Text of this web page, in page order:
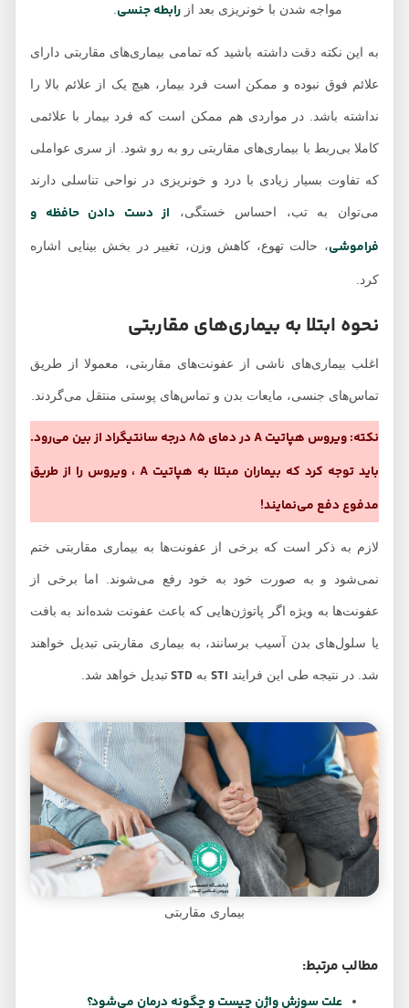
مواجه شدن با خونریزی بعد ازرابطه جنسی.
به این نکته دقت داشته باشید که تمامی بیماری‌های مقاربتی دارای
علائم فوق نبوده و ممکن است فرد بیمار، هیچ یک از علائم بالا را
نداشته باشد. در مواردی هم ممکن است که فرد بیمار با علائمی
کاملا بی‌ربط با بیماری‌های مقاربتی رو به رو شود. از سری عواملی
که تفاوت بسیار زیادی با درد و خونریزی در نواحی تناسلی دارند
می‌توان به تب، احساس خستگی،از دست دادن حافظه و
فراموشی، حالت تهوع، کاهش وزن، تغییر در بخش بینایی اشاره
نحوه ابتلا به بیماری‌های مقاربتی
اغلب بیماری‌های ناشی از عفونت‌های مقاربتی، معمولا از طریق
تماس‌های جنسی، مایعات بدن و تماس‌های پوستی منتقل می‌گردند.
نکته: ویروس هپاتیت A در دمای 85 درجه سانتیگراد از بین می‌رود.
باید توجه کرد که بیماران مبتلا به هپاتیت A ، ویروس را از طریق
مدفوع دفع می‌نمایند!
لازم به ذکر است که برخی از عفونت‌ها به بیماری مقاربتی ختم
نمی‌شود و به صورت خود به خود رفع می‌شوند. اما برخی از
عفونت‌ها به ویژه اگر پاتوژن‌هایی که باعث عفونت شده‌اند به بافت
یا سلول‌های بدن آسیب برسانند، به بیماری مقاربتی تبدیل خواهند
شد. در نتیجه طی این فرایندSTIبهSTD تبدیل خواهد شد.
بیماری مقاربتی
مطالب مرتبط:
علت سوزش واژن چیست و چگونه درمان می‌شود؟